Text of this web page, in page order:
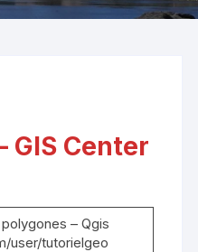
GIS Center
– Qgis
user/tutorielgeo